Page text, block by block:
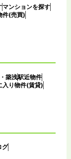
マンションを探す
件(売買)
築浅駅近物件
入り物件(賃貸)
グ